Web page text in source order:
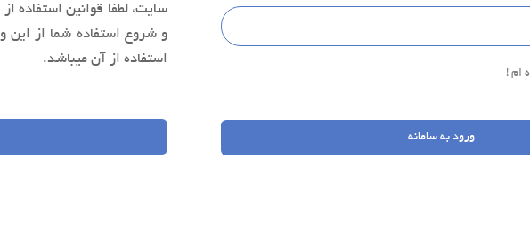
ام !
ورود به سامانه
سایت، لطفا قوانین استفاده
و شروع استفاده شما از این
استفاده از آن میباشد.